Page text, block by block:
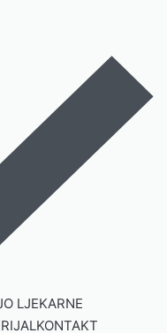
LJEKARNE
KONTAKT